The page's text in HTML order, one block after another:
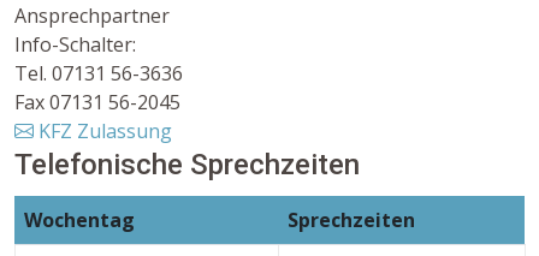
Ansprechpartner
Info-Schalter:
Tel. 07131 56-3636
Fax 07131 56-2045
KFZ Zulassung
Telefonische Sprechzeiten
Wochentag
Sprechzeiten